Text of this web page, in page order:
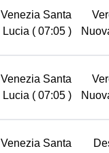
Venezia Santa
Lucia ( 07:05 )
Venezia Santa
Lucia ( 07:05 )
Venezia Santa